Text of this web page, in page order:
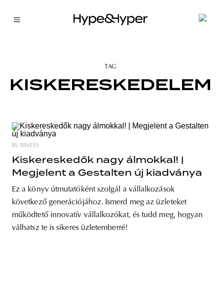
TAG
KISKERESKEDELEM
BUSINESS
Kiskereskedők nagy álmokkal! |
Megjelent a Gestalten új kiadványa
Ez a könyv útmutatóként szolgál a vállalkozások
következő generációjához. Ismerd meg az üzleteket
működtető innovatív vállalkozókat, és tudd meg, hogyan
válhatsz te is sikeres üzletemberré!